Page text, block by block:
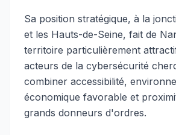
Sa position stratégique, à la
et les Hauts-de-Seine, fait de
territoire particulièrement
acteurs de la cybersécurité
combiner accessibilité,
économique favorable et
grands donneurs d'ordres.